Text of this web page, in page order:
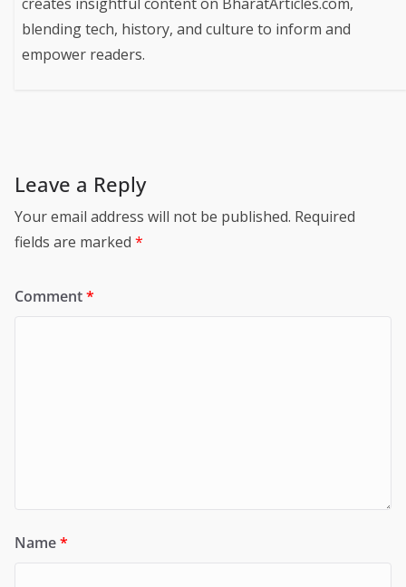
creates insightful content on BharatArticles.com,
blending tech, history, and culture to inform and
empower readers.
Leave a Reply
Your email address will not be published. Required
fields are marked *
Comment*
Name*